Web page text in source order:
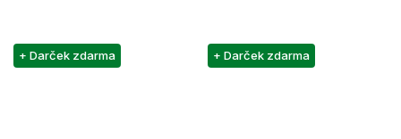
+ Darček zdarma + Darček zdarma